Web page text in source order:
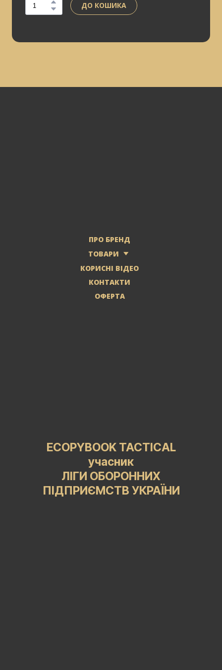
ДО КОШИКА
ПРО БРЕНД
ТОВАРИ
КОРИСНІ ВІДЕО
КОНТАКТИ
ОФЕРТА
ECOPYBOOK TACTICAL
учасник
ЛІГИ ОБОРОННИХ
ПІДПРИЄМСТВ УКРАЇНИ